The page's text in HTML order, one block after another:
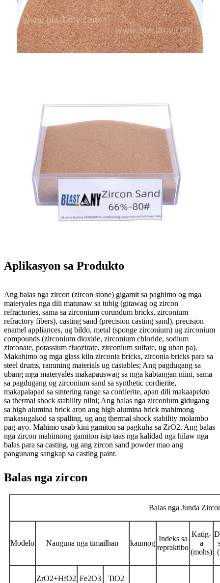
Aplikasyon sa Produkto
Ang balas nga zircon (zircon stone) gigamit sa paghimo og mga
materyales nga dili matunaw sa tubig (gitawag og zircon
refractories, sama sa zirconium corundum bricks, zirconium
refractory fibers), casting sand (precision casting sand), precision
enamel appliances, ug bildo, metal (sponge zirconium) ug zirconium
compounds (zirconium dioxide, zirconium chloride, sodium
zirconate, potassium fluozirate, zirconium sulfate, ug uban pa).
Makahimo og mga glass kiln zirconia bricks, zirconia bricks para sa
steel drums, ramming materials ug castables; Ang pagdugang sa
ubang mga materyales makapauswag sa mga kabtangan niini, sama
sa pagdugang og zirconium sand sa synthetic cordierite,
makapalapad sa sintering range sa cordierite, apan dili makaapekto
sa thermal shock stability niini; Ang balas nga zirconium gidugang
sa high alumina brick aron ang high alumina brick mahimong
makasugakod sa spalling, ug ang thermal shock stability molambo
pag-ayo. Mahimo usab kini gamiton sa pagkuha sa ZrO2. Ang balas
nga zircon mahimong gamiton isip taas nga kalidad nga hilaw nga
balas para sa casting, ug ang zircon sand powder mao ang
pangunang sangkap sa casting paint.
Balas nga zircon
Balas nga Junda
Modelo Nanguna nga timailhan kaumog
Indeks sa
repraktibo
Katig-
a
(mohs)
ZrO2+HfO2 Fe2O3 TiO2